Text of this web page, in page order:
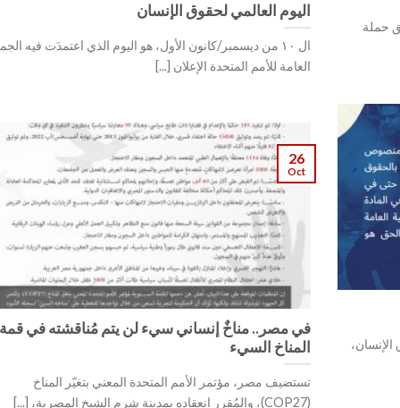
حملة
اليوم العالمي لحقوق الإنسان
ال ١٠ من ديسمبر/كانون الأول، هو اليوم الذي اعتمدَت فيه
العامة للأمم المتحدة الإعلان [...]
الإنسان،
في مصر.. مناخٌ إنساني سيء لن يتم مُناقشته في
المناخ السيء
تستضيف مصر، مؤتمر الأمم المتحدة المعني بتغيّر المناخ
(COP27)، والمُقرر انعقاده بمدينة شرم الشيخ المصرية، [...]
26
Oct